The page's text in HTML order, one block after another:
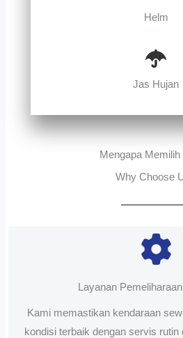
Helm
Jas Hujan
Mengapa
Why Choose
Layanan
Kami memastikan kendaraan
kondisi terbaik dengan servis rutin